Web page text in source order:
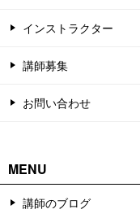
インストラクター
講師募集
お問い合わせ
MENU
講師のブログ